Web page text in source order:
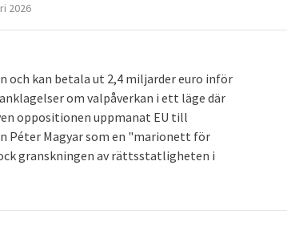
2026
och kan betala ut 2,4 miljarder euro inför
om valpåverkan i ett läge där
oppositionen uppmanat EU till
Péter Magyar som en "marionett för
granskningen av rättsstatligheten i